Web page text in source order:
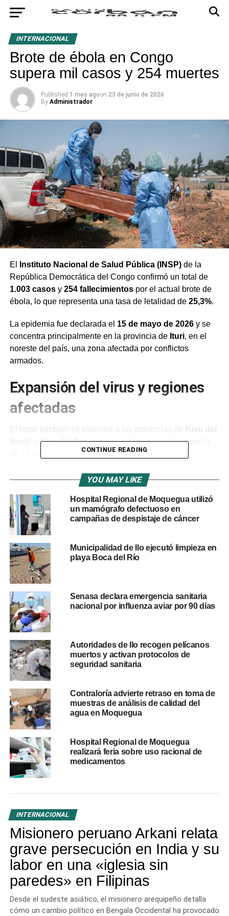
INTERNACIONAL
Brote de ébola en Congo
supera mil casos y 254 muertes
Published 1 mes agoon 23 de junio de 2026
By Administrador
El Instituto Nacional de Salud Pública (INSP)de la
República Democrática del Congo confirmó un total de
1.003 casosy 254 fallecimientospor el actual brote de
ébola, lo que representa una tasa de letalidad de 25,3%.
La epidemia fue declarada el 15 de mayo de 2026y se
concentra principalmente en la provincia de Ituri, en el
noreste del país, una zona afectada por conflictos
armados.
Expansión del virus y regiones
afectadas
El brote también se extendió a las provincias de
Kivu del
Kivu del Sur, donde en conjunto habitan cerca
de 15 millones de personas.
Además, se reportaron contagios en Uganda. La
Organización Mundial de la Salud (OMS)
casos y dos muertesen ese país, aunque las
autoridades locales señalaron que la situación está bajo
control.
Cepa sin vacuna ni tratamiento
específico
El brote está vinculado a la cepa Bundibugyo, una
variante poco común del virus del ébola para la cual no
existe vacuna ni tratamiento específico.
Las vacunas desarrolladas entre 2018 y 2019 solo han
demostrado eficacia contra la cepa Zaire, responsable de
epidemias anteriores.
Emergencia sanitaria
internacional
salud pública de importancia internacionaly advirtió
que la propagación podría extenderse durante varios
meses.
Las condiciones de inseguridad en las zonas afectadas
seguimiento de casos.
RELATED TOPICS: ÁFRICA BROTE EPIDÉMICO
ÉBOLA
EMERGENCIA SANITARIA
ENFERMEDADES INFECCIOSAS
OMS
REPÚBLICA DEMOCRÁTICA DEL CONGO
SALUD PÚBLICA
UGANDA VIRUS BUNDIBUGYO
UP NEXT
España se corona campeón del Mundial 2026 tras
vencer a Argentina
CONTINUE READING
YOU MAY LIKE
Hospital Regional de Moquegua utilizó
un mamógrafo defectuoso en
campañas de despistaje de cáncer
Municipalidad de Ilo ejecutó limpieza en
playa Boca del Río
Senasa declara emergencia sanitaria
nacional por influenza aviar por 90 días
Autoridades de Ilo recogen pelícanos
muertos y activan protocolos de
seguridad sanitaria
Contraloría advierte retraso en toma de
muestras de análisis de calidad del
agua en Moquegua
Hospital Regional de Moquegua
realizará feria sobre uso racional de
medicamentos
INTERNACIONAL
Misionero peruano Arkani relata
grave persecución en India y su
labor en una «iglesia sin
paredes» en Filipinas
Desde el sudeste asiático, el misionero arequipeño detalla
cómo un cambio político en Bengala Occidental ha provocado